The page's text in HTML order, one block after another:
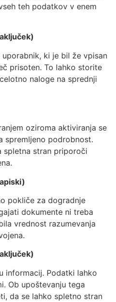
teh podatkov v enem
ki je bil že vpisan
prisoten. To lahko storite
naloge na sprednji
oziroma aktiviranja se
spremljeno podrobnost.
spletna stran priporoči
pokliče za dogradnje
dokumente ni treba
vrednost razumevanja
informacij. Podatki lahko
Ob upoštevanju tega
da se lahko spletno stran